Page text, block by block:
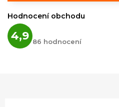
Hodnocení obchodu
4,9 hodnocení
obchodu
86 hodnocení